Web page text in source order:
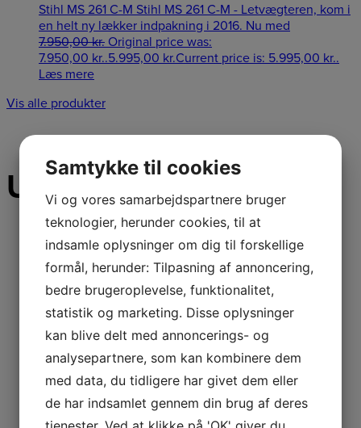
Stihl MS 261 C-M Stihl MS 261 C-M - Letvægteren, kom i
en helt ny lækker indpakning i 2016. Nu med
7.950,00kr. Original price was:
7.950,00 kr..5.995,00 kr.Current price is: 5.995,00 kr..
Læs mere
Vis alle produkter
Udvalgtevarer
Spar 20%
(Udgået) STIHL
HSA86 ACCU
HÆKKEKLIPPER
Samtykke til cookies
Vi og vores samarbejdspartnere bruger
teknologier, herunder cookies, til at
indsamle oplysninger om dig til forskellige
formål, herunder: Tilpasning af annoncering,
bedre brugeroplevelse, funktionalitet,
statistik og marketing. Disse oplysninger
kan blive delt med annoncerings- og
analysepartnere, som kan kombinere dem
med data, du tidligere har givet dem eller
de har indsamlet gennem din brug af deres